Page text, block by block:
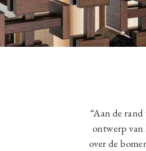
“Aan de
ontwerp van
over de